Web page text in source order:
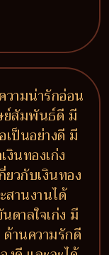
ามน่ารักอ่อน
ย์สัมพันธ์ดี มี
ป็นอย่างดี มี
งินทองเก่ง
ยวกับเงินทอง
สานงานได้
ดาลใจเก่ง มี
านความรักดี